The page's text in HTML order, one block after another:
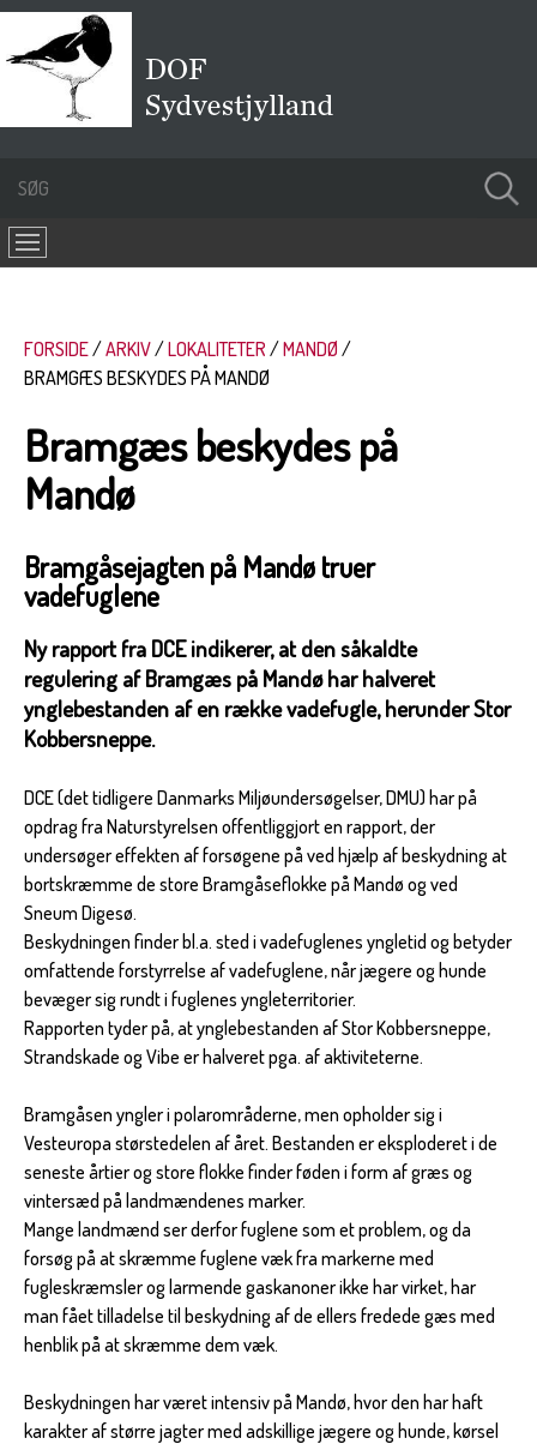
FORSIDE ARKIV LOKALITETER
MANDØ
BRAMGÆS BESKYDES PÅ MANDØ
Bramgæs beskydes på
Mandø
Bramgåsejagten på Mandø truer
vadefuglene
Ny rapport fra DCE indikerer, at den såkaldte
regulering af Bramgæs på Mandø har halveret
ynglebestanden af en række vadefugle, herunder Stor
Kobbersneppe.
DCE (det tidligere Danmarks Miljøundersøgelser, DMU) har på
opdrag fra Naturstyrelsen offentliggjort en rapport, der
undersøger effekten af forsøgene på ved hjælp af beskydning at
bortskræmme de store Bramgåseflokke på Mandø og ved
Sneum Digesø.
Beskydningen finder bl.a. sted i vadefuglenes yngletid og betyder
omfattende forstyrrelse af vadefuglene, når jægere og hunde
bevæger sig rundt i fuglenes yngleterritorier.
Rapporten tyder på, at ynglebestanden af Stor Kobbersneppe,
Strandskade og Vibe er halveret pga. af aktiviteterne.
Bramgåsen yngler i polarområderne, men opholder sig i
Vesteuropa størstedelen af året. Bestanden er eksploderet i de
seneste årtier og store flokke finder føden i form af græs og
vintersæd på landmændenes marker.
Mange landmænd ser derfor fuglene som et problem, og da
forsøg på at skræmme fuglene væk fra markerne med
fugleskræmsler og larmende gaskanoner ikke har virket, har
man fået tilladelse til beskydning af de ellers fredede gæs med
henblik på at skræmme dem væk.
Beskydningen har været intensiv på Mandø, hvor den har haft
karakter af større jagter med adskillige jægere og hunde, kørsel